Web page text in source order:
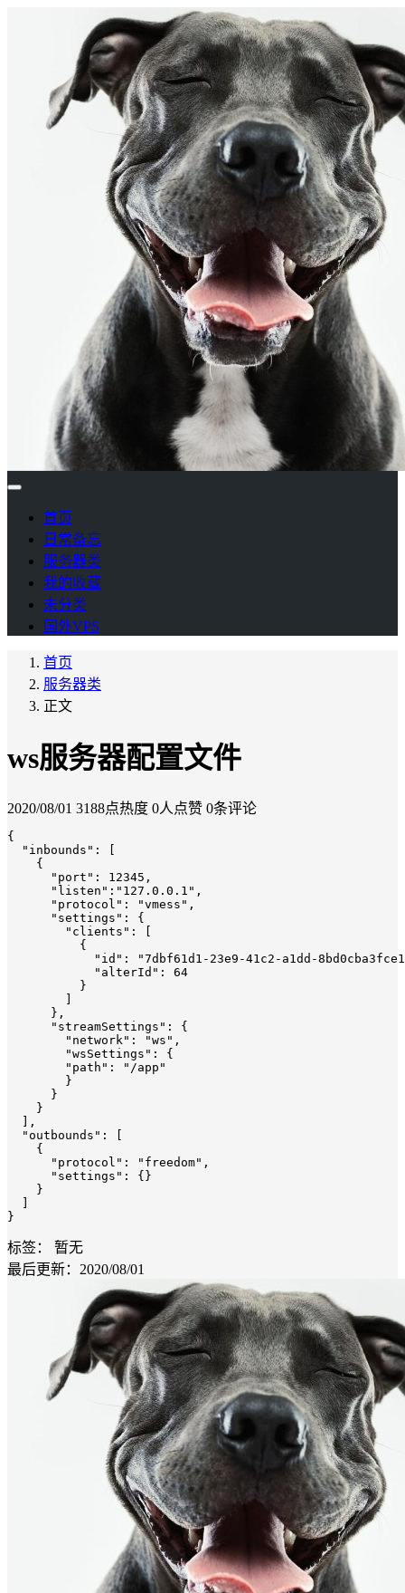
首页
日常备忘
服务器类
我的收藏
未分类
国外VPS
首页
服务器类
正文
ws服务器配置文件
2020/08/01 3188点热度 0人点赞 0条评论
{
  "inbounds": [
    {
      "port": 12345,
      "listen":"127.0.0.1",
      "protocol": "vmess",
      "settings": {
        "clients": [
          {
"id": "7dbf61d1-23e9-41c2-a1dd-
            "alterId": 64
          }
      },
      "streamSettings": {
        "network": "ws",
        "wsSettings": {
        "path": "/app"
        }
      }
    }
  ],
  "outbounds": [
    {
      "protocol": "freedom",
      "settings": {}
    }
}
标签：
暂无
最后更新：2020/08/01